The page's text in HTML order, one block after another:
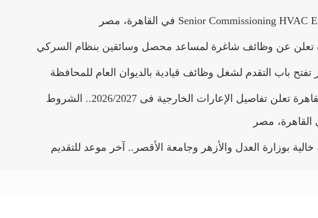
تعلن عن وظائف شاغرة لمساعد محصل وسائقين بنظام السركي
باب التقدم لشغل وظائف قيادية بالديوان العام للمحافظة
وظائف تعليم القاهرة تعلن تفاصيل الإعارات الخارجية فى 2026/2027.. الشروط
مصر
بوزارة العدل والأزهر وجامعة الأقصر.. آخر موعد للتقديم